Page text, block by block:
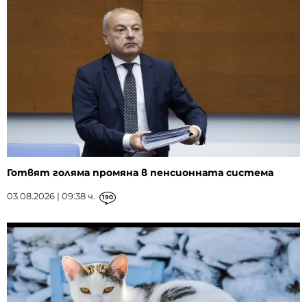
Готвят голяма промяна в пенсионната система
03.08.2026 | 09:38 ч. 190